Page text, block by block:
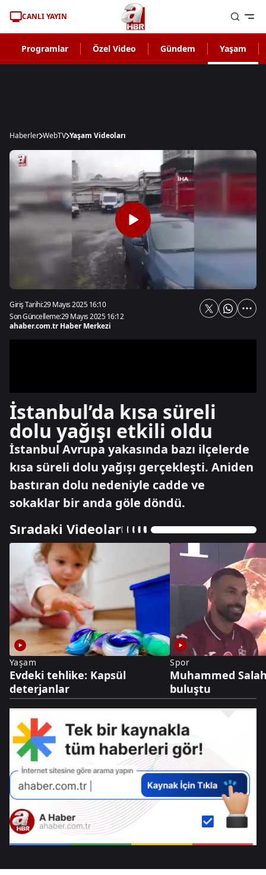
CANLI YAYIN
Programlar Özel Video Gündem Yaşam
Haberler WebTV Yaşam Videoları
Giriş Tarihi:29 Mayıs 2025 16:10
Son Güncelleme:29 Mayıs 2025 16:12
ahaber.com.tr Haber Merkezi
İstanbul’da kısa süreli
dolu yağışı etkili oldu
İstanbul Avrupa yakasında bazı ilçelerde
kısa süreli dolu yağışı gerçekleşti. Aniden
bastıran dolu nedeniyle cadde ve
sokaklar bir anda göle döndü.
Sıradaki Videolar
Yaşam
Evdeki tehlike: Kapsül
deterjanlar
Spor
Muhammed
buluştu